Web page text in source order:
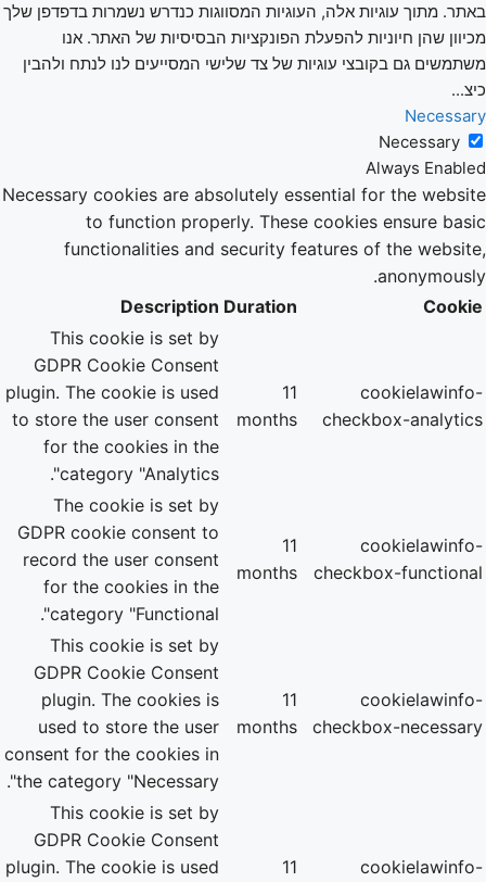
באתר. מתוך עוגיות אלה, העוגיות המסווגות כנדרש נשמרות בדפדפן שלך
מכיוון שהן חיוניות להפעלת הפונקציות הבסיסיות של האתר. אנו
משתמשים גם בקובצי עוגיות של צד שלישי המסייעים לנו לנתח ולהבין
כיצ...
Necessary
Necessary
Always Enabled
Necessary cookies are absolutely essential for the website
to function properly. These cookies ensure basic
functionalities and security features of the website,
anonymously.
Cookie
Duration
Description
cookielawinfo-
checkbox-analytics
11
months
This cookie is set by
GDPR Cookie Consent
plugin. The cookie is used
to store the user consent
for the cookies in the
category "Analytics".
cookielawinfo-
checkbox-functional
11
months
The cookie is set by
GDPR cookie consent to
record the user consent
for the cookies in the
category "Functional".
cookielawinfo-
checkbox-necessary
11
months
This cookie is set by
GDPR Cookie Consent
plugin. The cookies is
used to store the user
consent for the cookies in
the category "Necessary".
cookielawinfo-
11
This cookie is set by
GDPR Cookie Consent
plugin. The cookie is used